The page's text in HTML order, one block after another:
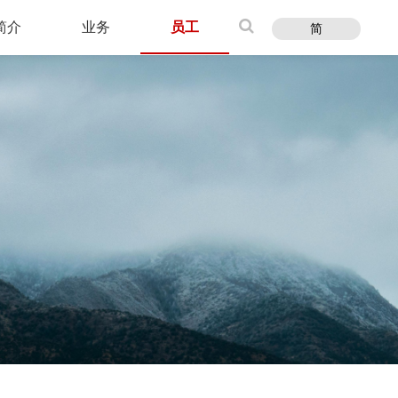
简
介 业务 员工